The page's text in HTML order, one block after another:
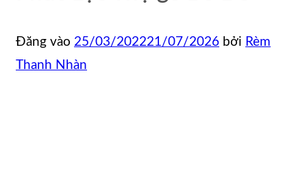
Đăng vào 25/03/202221/07/2026 bởi Rèm
Thanh Nhàn